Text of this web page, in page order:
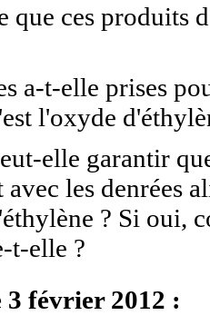
ces produits
a-t-elle prises
l'oxyde
elle garantir
les denrées
? Si oui,
t-elle ?
3 février 2012 :